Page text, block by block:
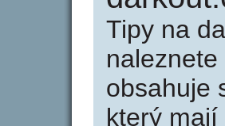
Tipy na
obsahuje
který